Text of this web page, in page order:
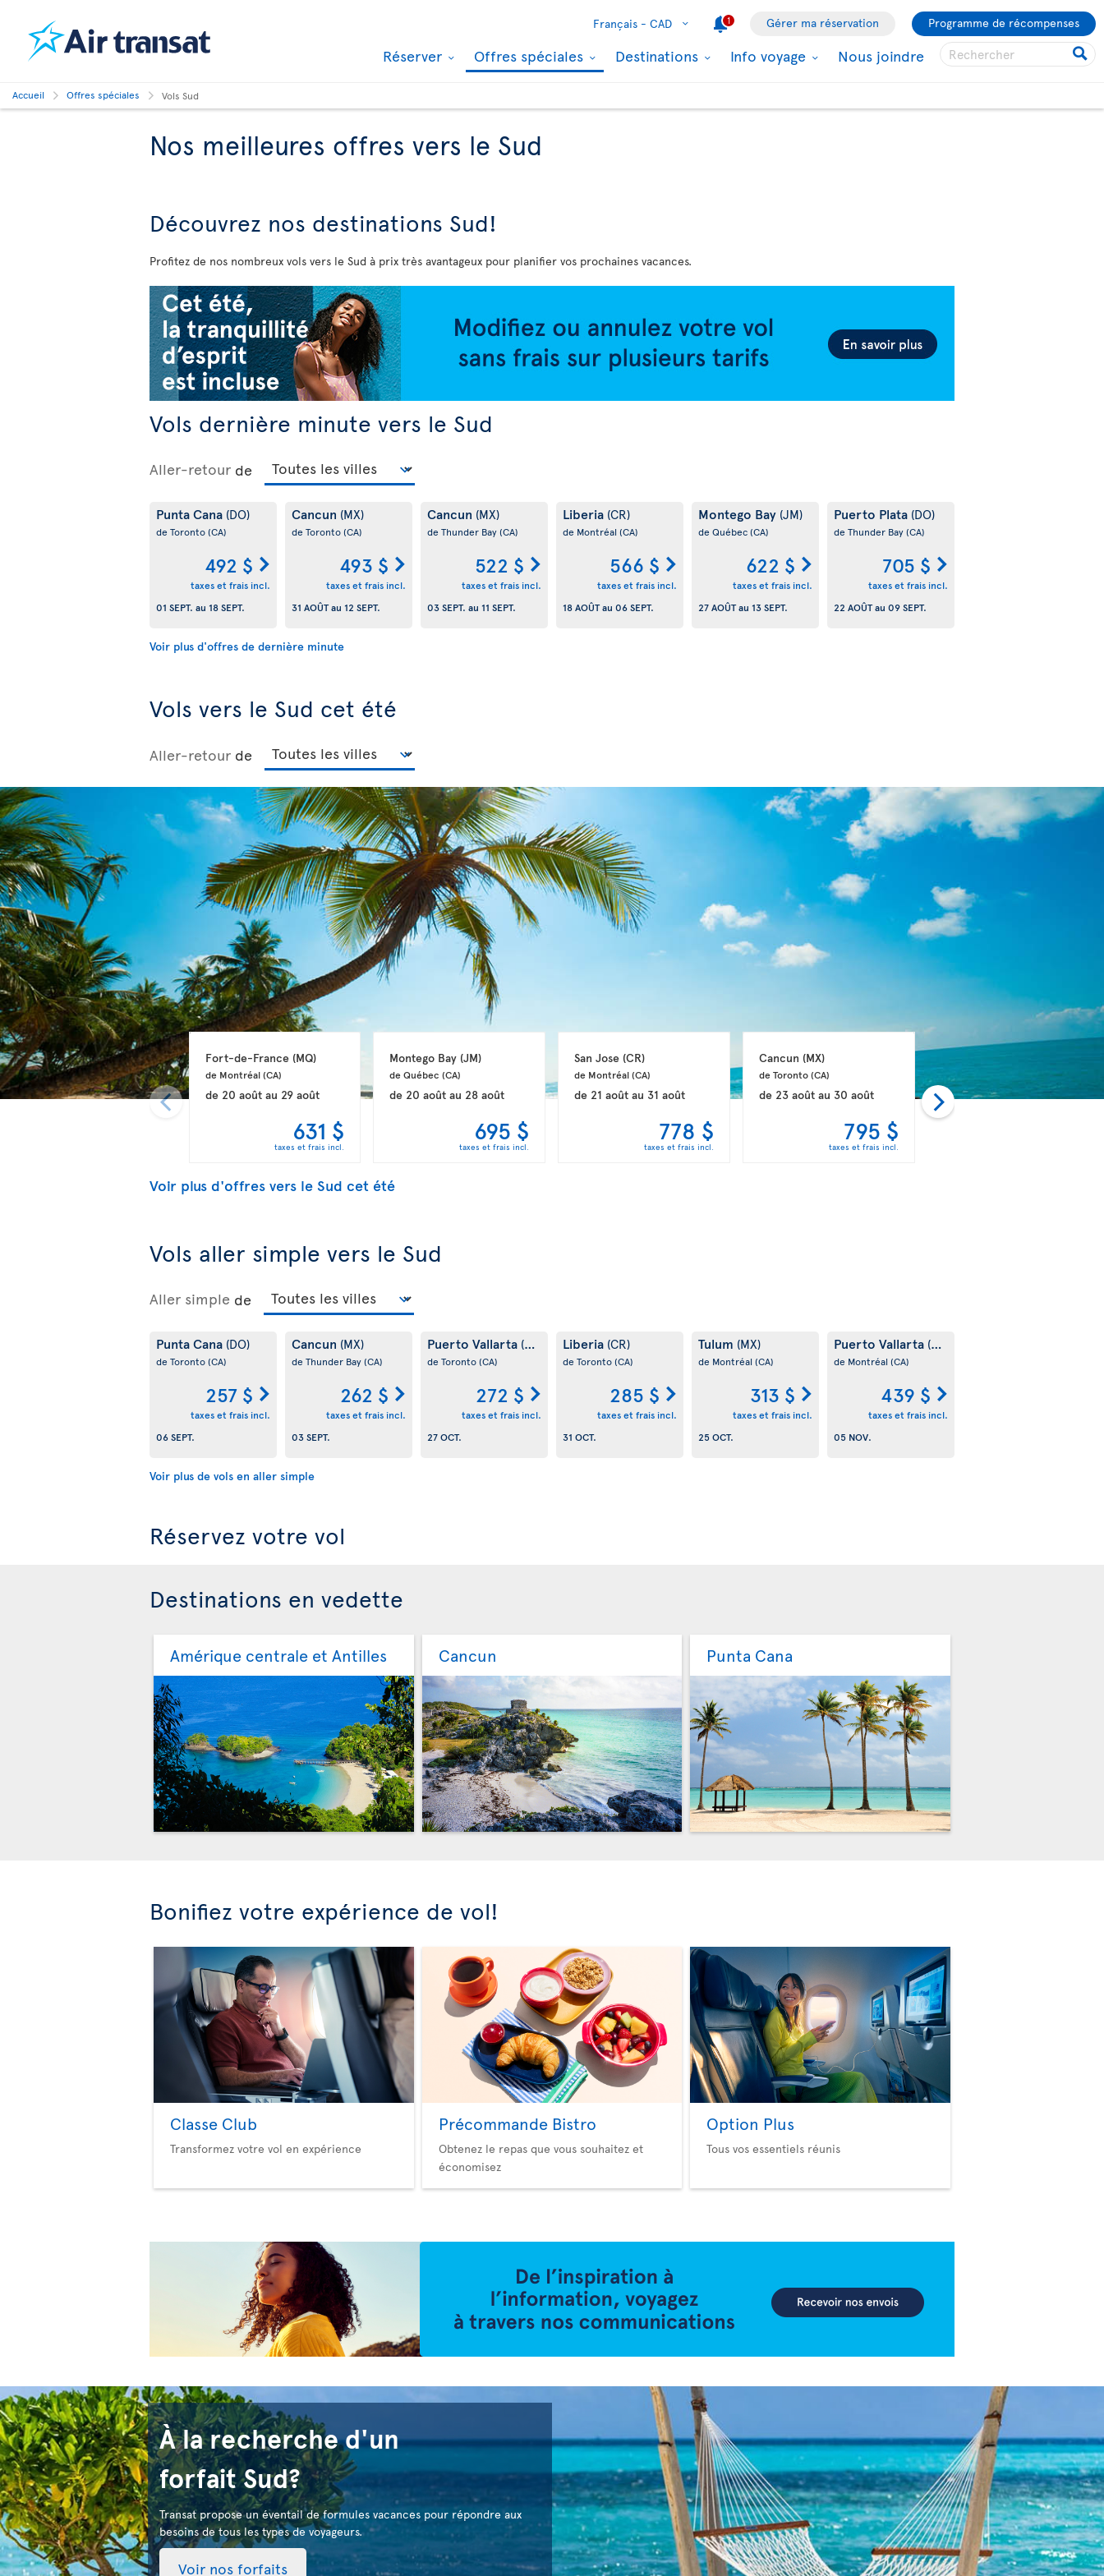
Français - CAD 1 Gérer ma réservation Programme de récompenses
Réserver Offres spéciales Destinations Info voyage Nous joindre
Accueil Offres spéciales Vols Sud
Nos meilleures offres vers le Sud
Découvrez nos destinations Sud!
Profitez de nos nombreux vols vers le Sud à prix très avantageux pour planifier vos prochaines vacances.
Vols dernière minute vers le Sud
Aller-retour de
Punta Cana (DO)
de Toronto(CA)
492 $
taxes et frais incl.
01 SEPT. au 18 SEPT.
Cancun (MX)
de Toronto(CA)
493 $
taxes et frais incl.
31 AOÛTau 12 SEPT.
Cancun (MX)
de Thunder Bay(CA)
522 $
taxes et frais incl.
03 SEPT. au 11 SEPT.
Liberia (CR)
de Montréal (CA)
566 $
taxes et frais incl.
18 AOÛTau 06 SEPT.
Montego Bay (JM)
de Québec(CA)
622 $
taxes et frais incl.
27 AOÛTau 13 SEPT.
Puerto Plata (DO)
de Thunder Bay(CA)
705 $
taxes et frais incl.
22 AOÛTau 09 SEPT.
Voir plus d'offres de dernière minute
Vols vers le Sud cet été
Aller-retour de
Fort-de-France (MQ)
de Montréal (CA)
de 20 aoûtau 29 août
631 $
taxes et frais incl.
Montego Bay (JM)
de Québec (CA)
de 20 août au 28 août
695 $
taxes et frais incl.
San Jose (CR)
de Montréal (CA)
de 21 août au 31 août
778 $
taxes et frais incl.
Cancun (MX)
de Toronto (CA)
de 23 août au 30 août
795 $
taxes et frais incl.
de Toronto
de24 aoûtau 30 août
Voir plus d'offres vers le Sud cet été
Vols aller simple vers le Sud
Aller simple de
Punta Cana (DO)
de Toronto(CA)
257 $
taxes et frais incl.
06 SEPT.
Cancun (MX)
de Thunder Bay(CA)
262 $
taxes et frais incl.
03 SEPT.
Puerto Vallarta (MX)
de Toronto(CA)
272 $
taxes et frais incl.
27 OCT.
Liberia (CR)
de Toronto(CA)
285 $
taxes et frais incl.
31 OCT.
Tulum (MX)
de Montréal (CA)
313 $
taxes et frais incl.
25 OCT.
Puerto Vallarta (MX)
de Montréal (CA)
439 $
taxes et frais incl.
05 NOV.
Voir plus de vols en aller simple
Réservez votre vol
Destinations en vedette
Amérique centrale et Antilles Cancun Punta Cana
Bonifiez votre expérience de vol!
Classe Club
Transformez votre vol en expérience
Précommande Bistro
Obtenez le repas que vous souhaitez et
économisez
Option Plus
Tous vos essentiels réunis
À la recherche d'un
forfait Sud?
Transat propose un éventail de formules vacances pour répondre aux
besoins de tous les types de voyageurs.
Voir nos forfaits